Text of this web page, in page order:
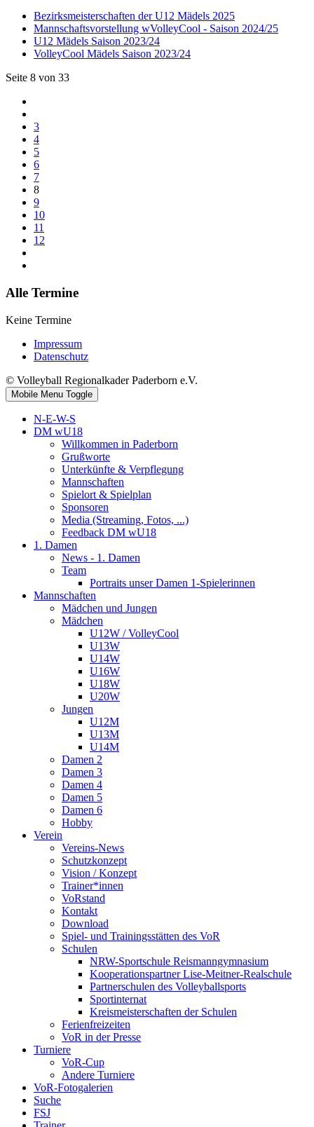
Bezirksmeisterschaften der U12 Mädels 2025
Mannschaftsvorstellung wVolleyCool - Saison 2024/25
U12 Mädels Saison 2023/24
VolleyCool Mädels Saison 2023/24
Seite 8 von 33
3
4
5
6
7
8
9
10
11
12
Alle Termine
Keine Termine
Impressum
Datenschutz
© Volleyball Regionalkader Paderborn e.V.
Mobile Menu Toggle
N-E-W-S
DM wU18
Willkommen in Paderborn
Grußworte
Unterkünfte & Verpflegung
Mannschaften
Spielort & Spielplan
Sponsoren
Media (Streaming, Fotos, ...)
Feedback DM wU18
1. Damen
News - 1. Damen
Team
Portraits unser Damen 1-Spielerinnen
Mannschaften
Mädchen und Jungen
Mädchen
U12W / VolleyCool
U13W
U14W
U16W
U18W
U20W
Jungen
U12M
U13M
U14M
Damen 2
Damen 3
Damen 4
Damen 5
Damen 6
Hobby
Verein
Vereins-News
Schutzkonzept
Vision / Konzept
Trainer*innen
VoRstand
Kontakt
Download
Spiel- und Trainingsstätten des VoR
Schulen
NRW-Sportschule Reismanngymnasium
Kooperationspartner Lise-Meitner-Realschule
Partnerschulen des Volleyballsports
Sportinternat
Kreismeisterschaften der Schulen
Ferienfreizeiten
VoR in der Presse
Turniere
VoR-Cup
Andere Turniere
VoR-Fotogalerien
Suche
FSJ